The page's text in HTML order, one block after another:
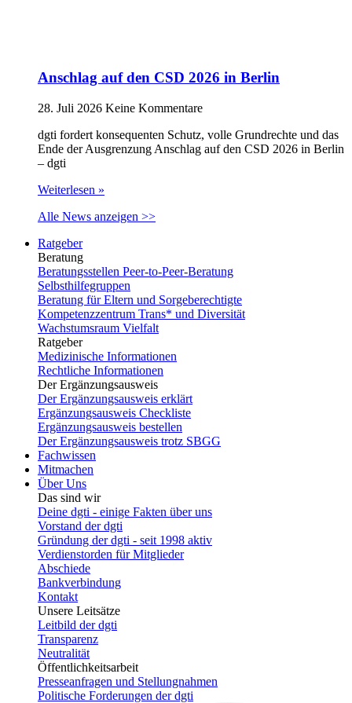
Anschlag auf den CSD 2026 in Berlin
28. Juli 2026 Keine Kommentare
dgti fordert konsequenten Schutz, volle Grundrechte und das
Ende der Ausgrenzung Anschlag auf den CSD 2026 in Berlin
– dgti
Weiterlesen »
Alle News anzeigen >>
Ratgeber
Beratung
Beratungsstellen Peer-to-Peer-Beratung
Selbsthilfegruppen
Beratung für Eltern und Sorgeberechtigte
Kompetenzzentrum Trans* und Diversität
Wachstumsraum Vielfalt
Ratgeber
Medizinische Informationen
Rechtliche Informationen
Der Ergänzungsausweis
Der Ergänzungsausweis erklärt
Ergänzungsausweis Checkliste
Ergänzungsausweis bestellen
Der Ergänzungsausweis trotz SBGG
Fachwissen
Mitmachen
Über Uns
Das sind wir
Deine dgti - einige Fakten über uns
Vorstand der dgti
Gründung der dgti - seit 1998 aktiv
Verdienstorden für Mitglieder
Abschiede
Bankverbindung
Kontakt
Unsere Leitsätze
Leitbild der dgti
Transparenz
Neutralität
Öffentlichkeitsarbeit
Presseanfragen und Stellungnahmen
Politische Forderungen der dgti